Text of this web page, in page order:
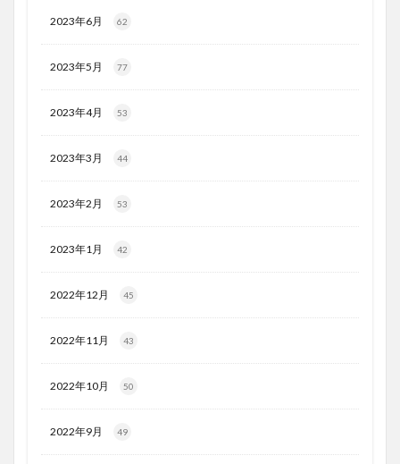
2023年6月 62
2023年5月 77
2023年4月 53
2023年3月 44
2023年2月 53
2023年1月 42
2022年12月 45
2022年11月 43
2022年10月 50
2022年9月 49